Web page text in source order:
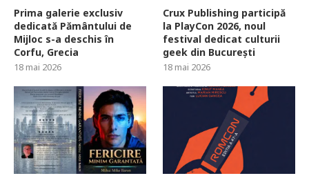
Prima galerie exclusiv
dedicată Pământului de
Mijloc s-a deschis în
Corfu, Grecia
18 mai 2026
Crux Publishing participă
la PlayCon 2026, noul
festival dedicat culturii
geek din București
18 mai 2026